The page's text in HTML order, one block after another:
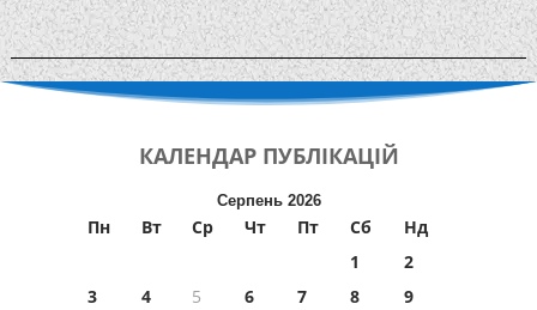
КАЛЕНДАР ПУБЛІКАЦІЙ
Серпень 2026
Пн Вт Ср Чт Пт Сб
Нд
1
2
3
4 5 6 7 8
9